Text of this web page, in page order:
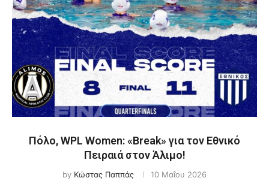
Πόλο, WPL Women: «Break» για τον Εθνικό
Πειραιά στον Άλιμο!
by Κώστας Παππάς 10 Μαΐου 2026